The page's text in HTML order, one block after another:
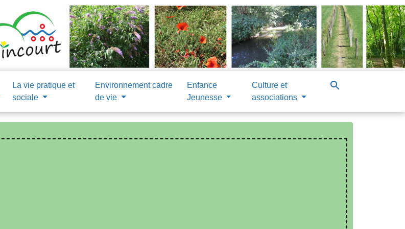
La vie pratique et
sociale
Environnement cadre
de vie
Enfance
Jeunesse
Culture et
associations
search